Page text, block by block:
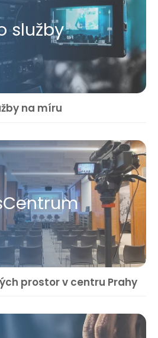
služby
na míru
prostor v centru Prahy